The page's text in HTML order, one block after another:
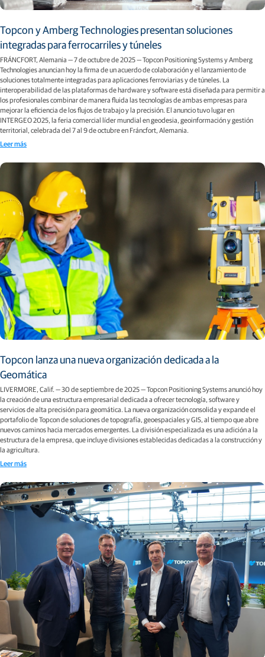
Topcon y Amberg Technologies presentan soluciones
integradas para ferrocarriles y túneles
FRÁNCFORT, Alemania — 7 de octubre de 2025 — Topcon Positioning Systems y Amberg
Technologies anuncian hoy la firma de un acuerdo de colaboración y el lanzamiento de
soluciones totalmente integradas para aplicaciones ferroviarias y de túneles. La
interoperabilidad de las plataformas de hardware y software está diseñada para permitir a
los profesionales combinar de manera fluida las tecnologías de ambas empresas para
mejorar la eficiencia de los flujos de trabajo y la precisión. El anuncio tuvo lugar en
INTERGEO 2025, la feria comercial líder mundial en geodesia, geoinformación y gestión
territorial, celebrada del 7 al 9 de octubre en Fráncfort, Alemania.
Leer más
Topcon lanza una nueva organización dedicada a la
Geomática
LIVERMORE, Calif. — 30 de septiembre de 2025 — Topcon Positioning Systems anunció hoy
la creación de una estructura empresarial dedicada a ofrecer tecnología, software y
servicios de alta precisión para geomática. La nueva organización consolida y expande el
portafolio de Topcon de soluciones de topografía, geoespaciales y GIS, al tiempo que abre
nuevos caminos hacia mercados emergentes. La división especializada es una adición a la
estructura de la empresa, que incluye divisiones establecidas dedicadas a la construcción y
la agricultura.
Leer más